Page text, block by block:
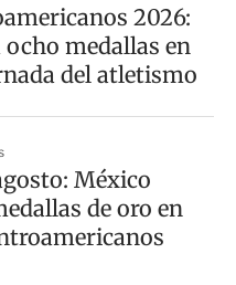
2026:
medallas en
del atletismo
México
de oro en